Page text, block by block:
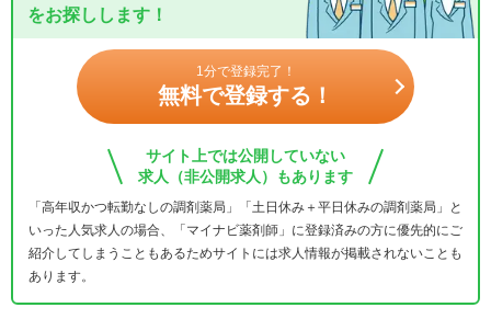
をお探しします！
1分で登録完了！
無料で登録する！
サイト上では公開していない
求人（非公開求人）もあります
「高年収かつ転勤なしの調剤薬局」「土日休み＋平日休みの調剤薬局」と
いった人気求人の場合、「マイナビ薬剤師」に登録済みの方に優先的にご
紹介してしまうこともあるためサイトには求人情報が掲載されないことも
あります。